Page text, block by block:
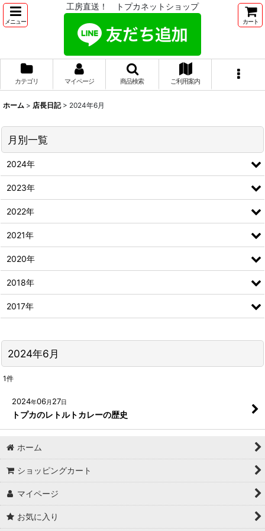
メニュー
工房直送！ トプカネットショップ
カート
カテゴリ マイページ 商品検索 ご利用案内
ホーム > 店長日記 > 2024年6月
2024年6月
1件
2024年06月 27日
トプカのレトルトカレーの歴史
月別一覧
2024年
2023年
2022年
2021年
2020年
2018年
2017年
ホーム
ショッピングカート
マイページ
お気に入り